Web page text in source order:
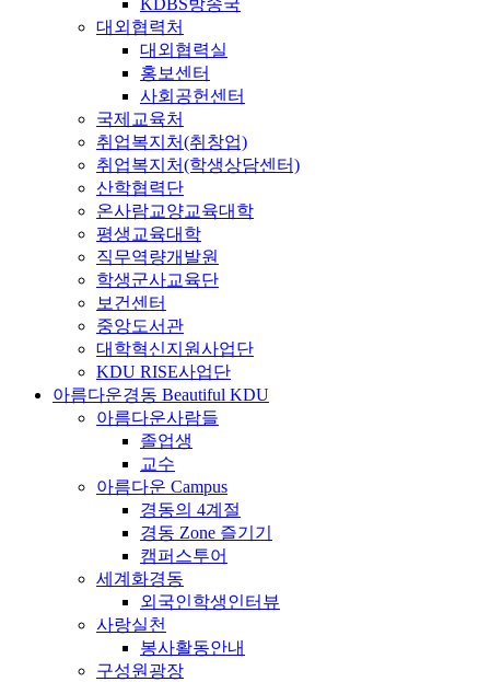
KDBS방송국
대외협력처
대외협력실
홍보센터
사회공헌센터
국제교육처
취업복지처(취창업)
취업복지처(학생상담센터)
산학협력단
온사람교양교육대학
평생교육대학
직무역량개발원
학생군사교육단
보건센터
중앙도서관
대학혁신지원사업단
KDU RISE사업단
아름다운경동 Beautiful KDU
아름다운사람들
졸업생
교수
아름다운 Campus
경동의 4계절
경동 Zone 즐기기
캠퍼스투어
세계화경동
외국인학생인터뷰
사랑실천
봉사활동안내
구성원광장